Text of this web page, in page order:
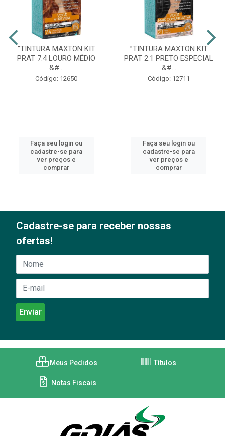
”TINTURA MAXTON KIT
PRAT 7.4 LOURO MÉDIO
&#...
Código: 12650
Faça seu login ou
cadastre-se para
ver preços e
comprar
”TINTURA MAXTON KIT
PRAT 2.1 PRETO ESPECIAL
&#...
Código: 12711
Faça seu login ou
cadastre-se para
ver preços e
comprar
Cadastre-se para receber nossas
ofertas!
Meus Pedidos Títulos
Notas Fiscais